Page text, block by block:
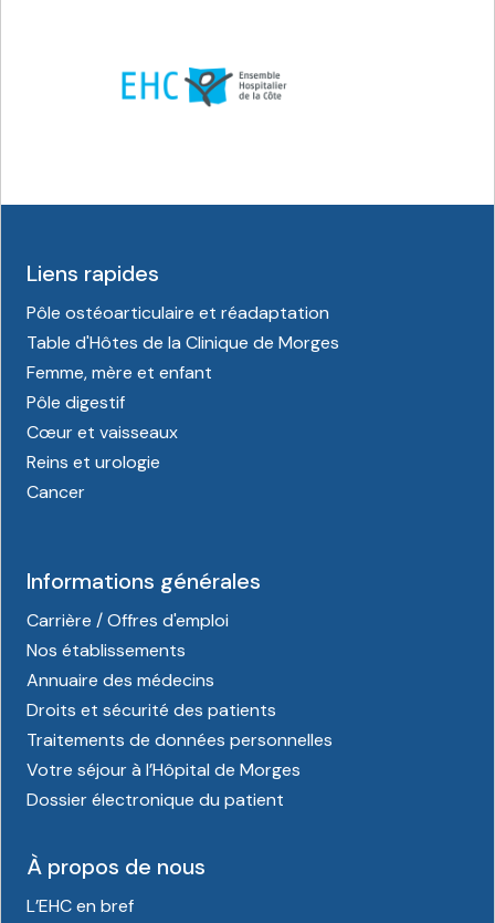
Liens rapides
Pôle ostéoarticulaire et réadaptation
Table d'Hôtes de la Clinique de Morges
Femme, mère et enfant
Pôle digestif
Cœur et vaisseaux
Reins et urologie
Cancer
Informations générales
Carrière / Offres d'emploi
Nos établissements
Annuaire des médecins
Droits et sécurité des patients
Traitements de données personnelles
Votre séjour à l’Hôpital de Morges
Dossier électronique du patient
À propos de nous
L’EHC en bref